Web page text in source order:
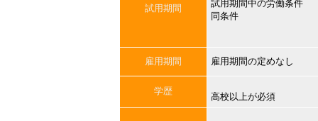
試用期間
試用期間中の労働条件
同条件
雇用期間 雇用期間の定めなし
学歴
高校以上が必須